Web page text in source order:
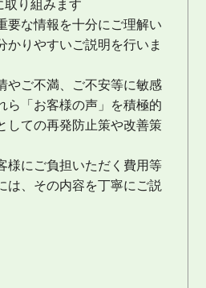
取り組みます
要な情報を十分にご理解い
かりやすいご説明を行いま
やご不満、ご不安等に敏感
ら「お客様の声」を積極的
しての再発防止策や改善策
様にご負担いただく費用等
は、その内容を丁寧にご説